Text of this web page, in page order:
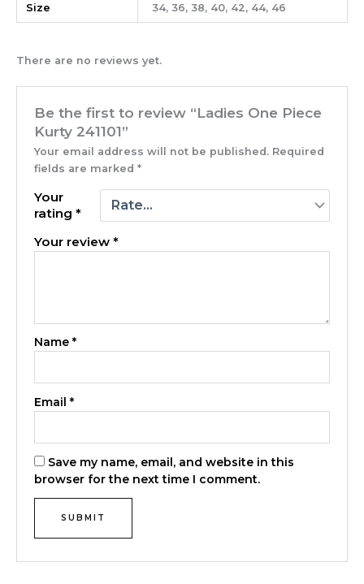
Size 34, 36, 38, 40, 42, 44, 46
There are no reviews yet.
Be the first to review “Ladies One Piece
Kurty 241101”
Your email address will not be published. Required
fields are marked*
Your
rating*
Your review*
Name*
Email*
Save my name, email, and website in this
browser for the next time I comment.